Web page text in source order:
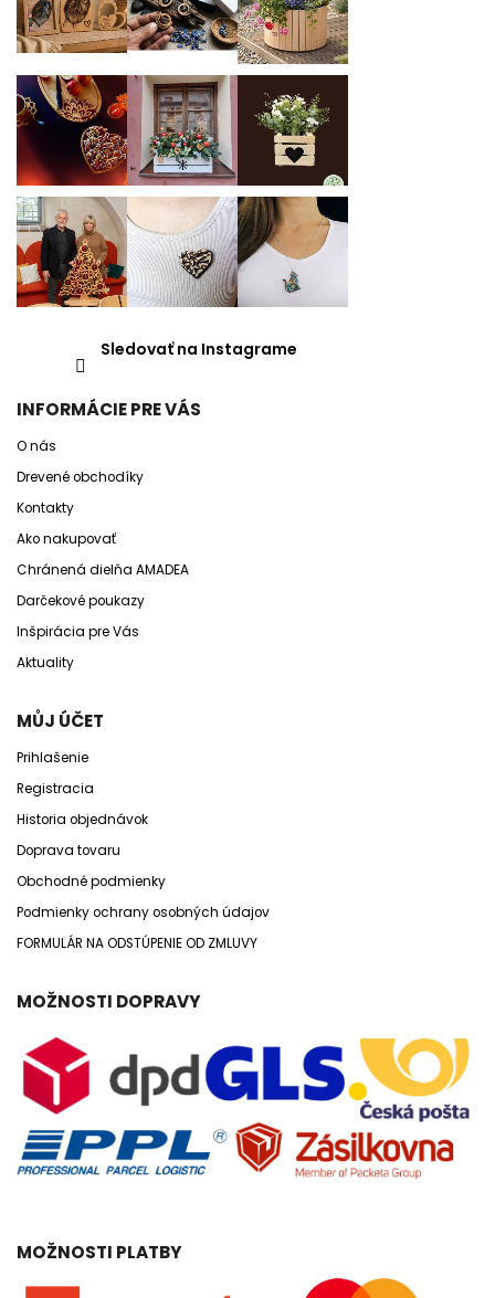
Sledovať na Instagrame
INFORMÁCIE PRE VÁS
O nás
Drevené obchodíky
Kontakty
Ako nakupovať
Chránená dielňa AMADEA
Darčekové poukazy
Inšpirácia pre Vás
Aktuality
MŮJ ÚČET
Prihlašenie
Registracia
Historia objednávok
Doprava tovaru
Obchodné podmienky
Podmienky ochrany osobných údajov
FORMULÁR NA ODSTÚPENIE OD ZMLUVY
MOŽNOSTI DOPRAVY
MOŽNOSTI PLATBY